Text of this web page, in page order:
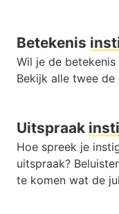
Betekenis
Wil je de
Bekijk alle twee de
Uitspraak
Hoe spreek je
uitspraak?
te komen wat de